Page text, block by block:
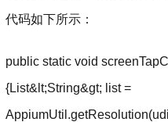
代码如下所示：
public static void
{List&lt;String&gt; list =